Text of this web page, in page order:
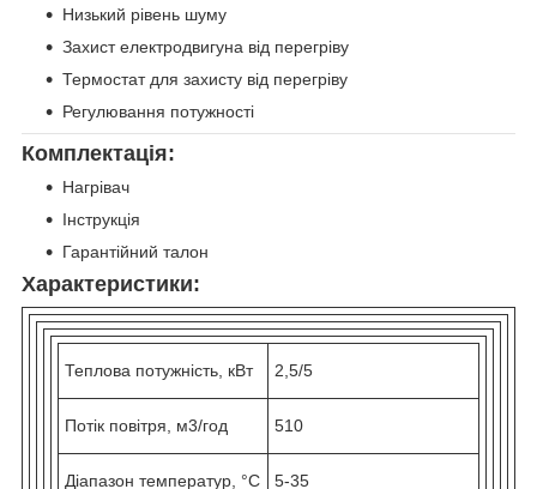
Низький рівень шуму
Захист електродвигуна від перегріву
Термостат для захисту від перегріву
Регулювання потужності
Комплектація:
Нагрівач
Інструкція
Гарантійний талон
Характеристики:
Теплова потужність, кВт 2,5/5
Потік повітря, м3/год 510
Діапазон температур, °С 5-35